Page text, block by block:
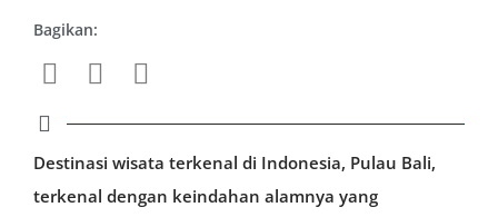
Bagikan:
Destinasi wisata terkenal di Indonesia, Pulau Bali,
terkenal dengan keindahan alamnya yang